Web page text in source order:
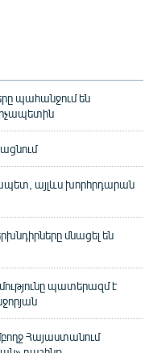
պահանջում են
այլևս խորհրդարան
մնացել են
պատերազմ է
Հայաստանում